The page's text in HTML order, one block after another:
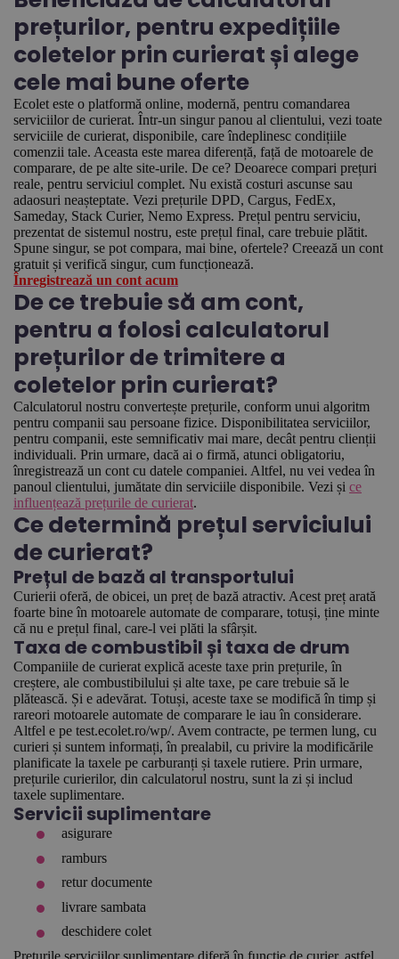
prețurilor, pentru expedițiile
coletelor prin curierat și alege
cele mai bune oferte
Ecolet este o platformă online, modernă, pentru comandarea
serviciilor de curierat. Într-un singur panou al clientului, vezi toate
serviciile de curierat, disponibile, care îndeplinesc condițiile
comenzii tale. Aceasta este marea diferență, față de motoarele de
comparare, de pe alte site-urile. De ce? Deoarece compari prețuri
reale, pentru serviciul complet. Nu există costuri ascunse sau
adaosuri neașteptate. Vezi prețurile DPD, Cargus, FedEx,
Sameday, Stack Curier, Nemo Express. Prețul pentru serviciu,
prezentat de sistemul nostru, este prețul final, care trebuie plătit.
Spune singur, se pot compara, mai bine, ofertele? Creează un cont
gratuit și verifică singur, cum funcționează.
Înregistrează un cont acum
De ce trebuie să am cont,
pentru a folosi calculatorul
prețurilor de trimitere a
coletelor prin curierat?
Calculatorul nostru convertește prețurile, conform unui algoritm
pentru companii sau persoane fizice. Disponibilitatea serviciilor,
pentru companii, este semnificativ mai mare, decât pentru clienții
individuali. Prin urmare, dacă ai o firmă, atunci obligatoriu,
înregistrează un cont cu datele companiei. Altfel, nu vei vedea în
panoul clientului, jumătate din serviciile disponibile. Vezi și ce
influențează prețurile de curierat.
Ce determină prețul serviciului
de curierat?
Prețul de bază al transportului
Curierii oferă, de obicei, un preț de bază atractiv. Acest preț arată
foarte bine în motoarele automate de comparare, totuși, ține minte
că nu e prețul final, care-l vei plăti la sfârșit.
Taxa de combustibil și taxa de drum
Companiile de curierat explică aceste taxe prin prețurile, în
creștere, ale combustibilului și alte taxe, pe care trebuie să le
plătească. Și e adevărat. Totuși, aceste taxe se modifică în timp și
rareori motoarele automate de comparare le iau în considerare.
Altfel e pe test.ecolet.ro/wp/. Avem contracte, pe termen lung, cu
curieri și suntem informați, în prealabil, cu privire la modificările
planificate la taxele pe carburanți și taxele rutiere. Prin urmare,
prețurile curierilor, din calculatorul nostru, sunt la zi și includ
taxele suplimentare.
Servicii suplimentare
asigurare
ramburs
retur documente
livrare sambata
deschidere colet
Prețurile serviciilor suplimentare diferă în funcție de curier, astfel,